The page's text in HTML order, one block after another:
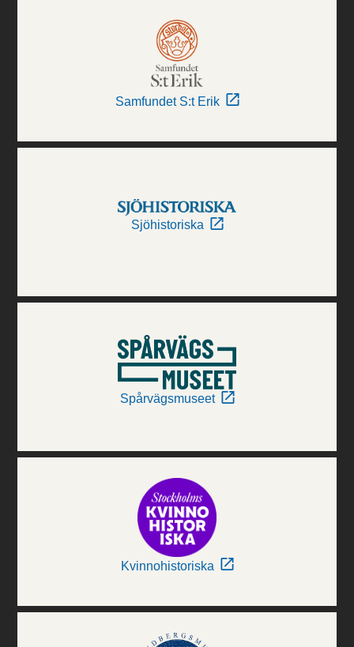
Samfundet S:t Erik
Sjöhistoriska
Spårvägsmuseet
Kvinnohistoriska